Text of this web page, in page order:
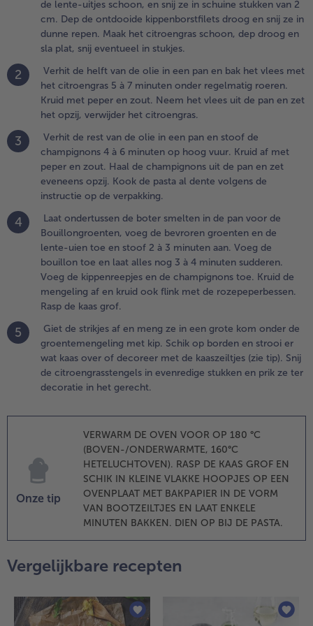
6
op
af met
en
Haal de
de pan en
pasta al
op
ondertussen
boter smelten
de pan voor de
de bevroren
de bouillon
en laat alles
3 à 4 minuten
de
de
ook flink
de
de lente-uitjes schoon, en snij ze in schuine stukken van 2
cm. Dep de ontdooide kippenborstfilets droog en snij ze in
dunne repen. Maak het citroengras schoon, dep droog en
sla plat, snij eventueel in stukjes.
2
Verhit de helft van de olie in een pan en bak het vlees met
het citroengras 5 à 7 minuten onder regelmatig roeren.
Kruid met peper en zout. Neem het vlees uit de pan en zet
het opzij, verwijder het citroengras.
3
Verhit de rest van de olie in een pan en stoof de
champignons 4 à 6 minuten op hoog vuur. Kruid af met
peper en zout. Haal de champignons uit de pan en zet
eveneens opzij. Kook de pasta al dente volgens de
instructie op de verpakking.
4
Laat ondertussen de boter smelten in de pan voor de
Bouillongroenten, voeg de bevroren groenten en de
lente-uien toe en stoof 2 à 3 minuten aan. Voeg de
bouillon toe en laat alles nog 3 à 4 minuten sudderen.
Voeg de kippenreepjes en de champignons toe. Kruid de
mengeling af en kruid ook flink met de rozepeperbessen.
Rasp de kaas grof.
5
Giet de strikjes af en meng ze in een grote kom onder de
groentemengeling met kip. Schik op borden en strooi er
wat kaas over of decoreer met de kaaszeiltjes (zie tip). Snij
de citroengrasstengels in evenredige stukken en prik ze ter
decoratie in het gerecht.
Onze tip
VERWARM DE OVEN VOOR OP 180 °C
(BOVEN-/ONDERWARMTE, 160°C
HETELUCHTOVEN). RASP DE KAAS GROF EN
SCHIK IN KLEINE VLAKKE HOOPJES OP EEN
OVENPLAAT MET BAKPAPIER IN DE VORM
VAN BOOTZEILTJES EN LAAT ENKELE
MINUTEN BAKKEN. DIEN OP BIJ DE PASTA.
Vergelijkbare recepten